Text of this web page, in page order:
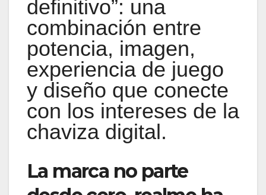
definitivo”: una
combinación entre
potencia, imagen,
experiencia de juego
y diseño que conecte
con los intereses de la
chaviza digital.
La marca no parte